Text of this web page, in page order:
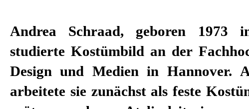
Andrea Schraad, geboren 1973
studierte Kostümbild an der
Design und Medien in Hannover.
arbeitete sie zunächst als feste